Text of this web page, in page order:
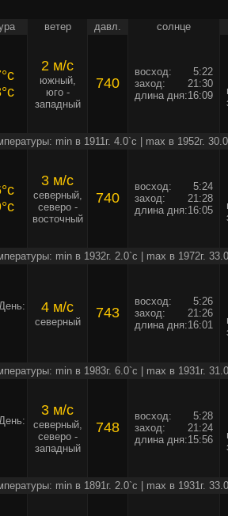
ветер давл. солнце
2 м/c
южный,
юго -
западный
740
восход:
5:22
заход:
21:30
длина дня:16:09
min в 1911г. 4.0`c | max в 1952г.
3 м/c
северный,
северо -
восточный
740
восход:
5:24
заход:
21:28
длина дня:16:05
min в 1932г. 2.0`c | max в 1972г.
4 м/c
северный
743
восход:
5:26
заход:
21:26
длина дня:16:01
min в 1983г. 6.0`c | max в 1931г.
3 м/c
северный,
северо -
западный
748
восход:
5:28
заход:
21:24
длина дня:15:56
min в 1891г. 2.0`c | max в 1931г.